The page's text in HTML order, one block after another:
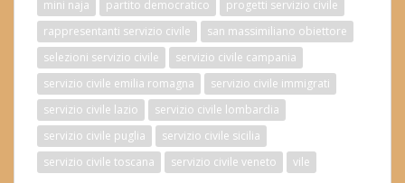
mini naja
partito democratico
progetti servizio civile
rappresentanti servizio civile
san massimiliano obiettore
selezioni servizio civile
servizio civile campania
servizio civile emilia romagna
servizio civile immigrati
servizio civile lazio
servizio civile lombardia
servizio civile puglia
servizio civile sicilia
servizio civile toscana
servizio civile veneto vile